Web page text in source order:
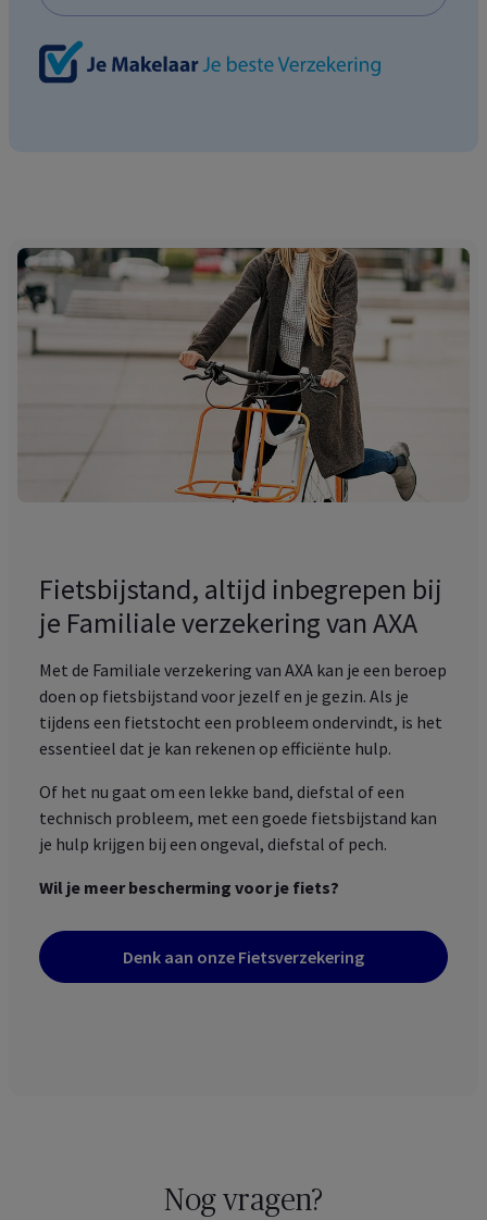
Fietsbijstand, altijd inbegrepen bij
je Familiale verzekering van AXA
Met de Familiale verzekering van AXA kan je een beroep
doen op fietsbijstand voor jezelf en je gezin. Als je
tijdens een fietstocht een probleem ondervindt, is het
essentieel dat je kan rekenen op efficiënte hulp.
Of het nu gaat om een lekke band, diefstal of een
technisch probleem, met een goede fietsbijstand kan
je hulp krijgen bij een ongeval, diefstal of pech.
Wil je meer bescherming voor je fiets?
Denk aan onze Fietsverzekering
Nog vragen?